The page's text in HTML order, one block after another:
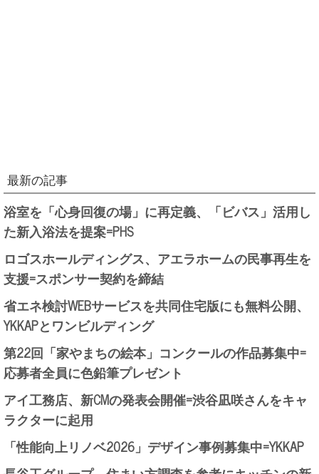
最新の記事
浴室を「心身回復の場」に再定義、「ビバス」活用し
た新入浴法を提案=PHS
ロゴスホールディングス、アエラホームの民事再生を
支援=スポンサー契約を締結
省エネ検討WEBサービスを共同住宅版にも無料公開、
YKKAPとワンビルディング
第22回「家やまちの絵本」コンクールの作品募集中=
応募者全員に色鉛筆プレゼント
アイ工務店、新CMの発表会開催=渋谷凪咲さんをキャ
ラクターに起用
「性能向上リノベ2026」デザイン事例募集中=YKKAP